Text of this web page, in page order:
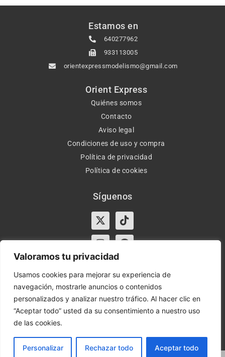
Valoramos tu privacidad
Usamos cookies para mejorar su experiencia de
navegación, mostrarle anuncios o contenidos
personalizados y analizar nuestro tráfico. Al hacer clic en
“Aceptar todo” usted da su consentimiento a nuestro uso
de las cookies.
Personalizar Rechazar todo Aceptar todo
Estamos en
640277962
933113005
orientexpressmodelismo@gmail.com
Orient Express
Quiénes somos
Contacto
Aviso legal
Condiciones de uso y compra
Política de privacidad
Política de cookies
Síguenos
X-
twitter
Tiktok
InstagramFacebook
Horario:
Lun-Vie de 10:00-13:30 y 17:00-20:00 – Sáb de
10:00-13:30
Orient Express | Copyright 2021 © Todos los derechos